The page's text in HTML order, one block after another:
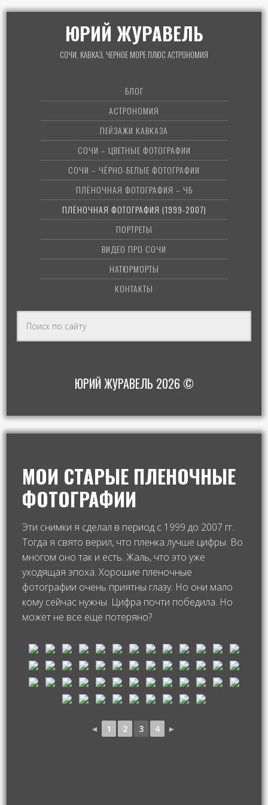
ЮРИЙ ЖУРАВЕЛЬ
СОЧИ, КАВКАЗ, ЧЕРНОЕ МОРЕ ПЛЮС АСТРОНОМИЯ
БЛОГ
АСТРОНОМИЯ
ПЕЙЗАЖИ КАВКАЗА
СОЧИ – ЦВЕТНЫЕ ФОТОГРАФИИ
СОЧИ – ЧЁРНО-БЕЛЫЕ ФОТОГРАФИИ
ПЛЁНОЧНАЯ ФОТОГРАФИЯ – ЧБ
ПЛЁНОЧНАЯ ФОТОГРАФИЯ (1999-2007)
ПОРТРЕТЫ
ВИДЕО ПРО СОЧИ
НАТЮРМОРТЫ
КОНТАКТЫ
ЮРИЙ ЖУРАВЕЛЬ 2026 ©
МОИ СТАРЫЕ ПЛЕНОЧНЫЕ
ФОТОГРАФИИ
Эти снимки я сделал в период с 1999 до 2007 гг..
Тогда я свято верил, что пленка лучше цифры. Во
многом оно так и есть. Жаль, что это уже
уходящая эпоха. Хорошие пленочные
фотографии очень приятны глазу. Но они мало
кому сейчас нужны. Цифра почти победила. Но
может не все еще потеряно?
◄ 1 2 3 4 ►